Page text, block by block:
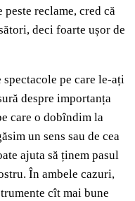
peste reclame, cred că
deci foarte ușor de
pe care le-ați
despre importanța
care o dobîndim la
un sens sau de cea
ajuta să ținem pasul
În ambele cazuri,
cît mai bune